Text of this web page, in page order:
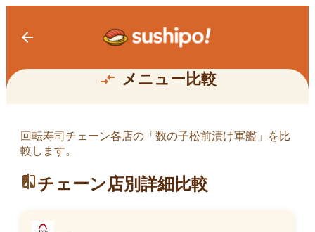
arrow_back
compare_arrows メニュー比較
数の子松前漬け軍艦
回転寿司チェーン各店の「 数の子松前漬け軍艦 」を比
較します。
compareチェーン店別詳細比較
数の子松前漬け軍艦84kcal
販売中